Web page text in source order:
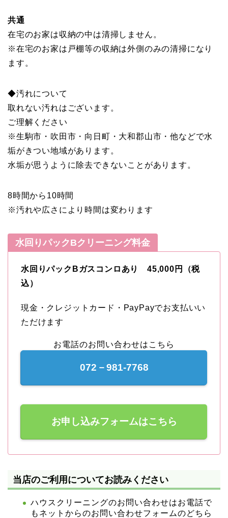
共通
在宅のお家は収納の中は清掃しません。
※在宅のお家は戸棚等の収納は外側のみの清掃になり
ます。
◆汚れについて
取れない汚れはございます。
ご理解ください
※生駒市・吹田市・向日町・大和郡山市・他などで水
垢がきつい地域があります。
水垢が思うように除去できないことがあります。
8時間から10時間
※汚れや広さにより時間は変わります
水回りパックBクリーニング料金
水回りパックBガスコンロあり 45,000円（税
込）
現金・クレジットカード・PayPayでお支払いい
ただけます
お電話のお問い合わせはこちら
072－981-7768
お申し込みフォームはこちら
当店のご利用についてお読みください
ハウスクリーニングのお問い合わせはお電話で
もネットからのお問い合わせフォームのどちら